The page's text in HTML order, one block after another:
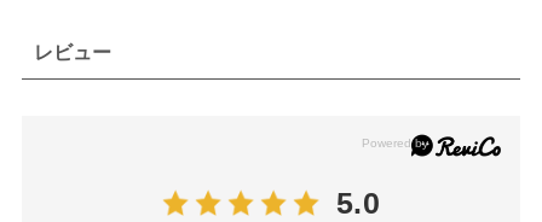
レビュー
5.0